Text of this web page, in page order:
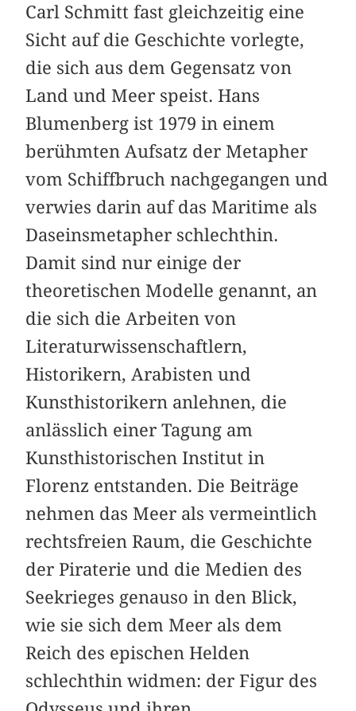
Carl Schmitt fast gleichzeitig eine
Sicht auf die Geschichte vorlegte,
die sich aus dem Gegensatz von
Land und Meer speist. Hans
Blumenberg ist 1979 in einem
berühmten Aufsatz der Metapher
vom Schiffbruch nach­gegangen und
verwies darin auf das Maritime als
Daseinsmetapher schlechthin.
Damit sind nur einige der
theoretischen Modelle genannt, an
die sich die Arbeiten von
Literaturwissenschaftlern,
Historikern, Arabisten und
Kunsthistorikern anlehnen, die
anlässlich einer Tagung am
Kunsthistorischen Institut in
Florenz entstanden. Die Beiträge
nehmen das Meer als vermeintlich
rechtsfreien Raum, die Geschichte
der Piraterie und die Medien des
Seekrieges genauso in den Blick,
wie sie sich dem Meer als dem
Reich des epischen Helden
schlechthin widmen: der Figur des